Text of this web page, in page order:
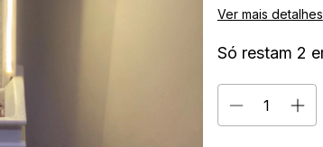
Ver mais detalhes
Só restam 2